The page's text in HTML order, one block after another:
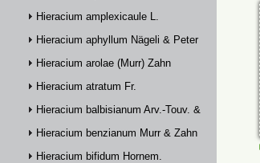
Hieracium amplexicaule L.
Hieracium aphyllum Nägeli & Peter
Hieracium arolae (Murr) Zahn
Hieracium atratum Fr.
Hieracium balbisianum Arv.-Touv. & Briq.
Hieracium benzianum Murr & Zahn
Hieracium bifidum Hornem.